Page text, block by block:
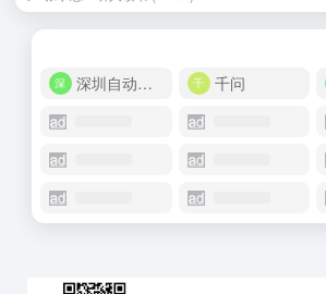
深圳自动化商城
千问